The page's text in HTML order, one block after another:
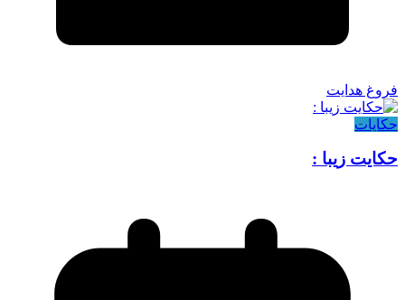
فروغ هدایت
حکایات
حکایت زیبا :